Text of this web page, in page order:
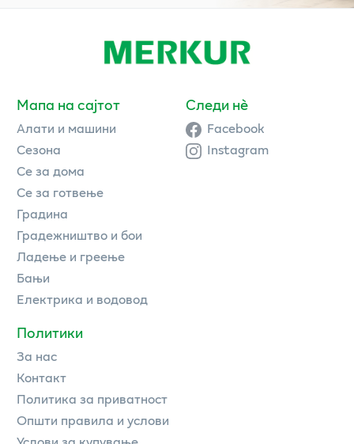
Мапа на сајтот
Алати и машини
Сезона
Се за дома
Се за готвење
Градина
Градежништво и бои
Ладење и греење
Бањи
Електрика и водовод
Политики
За нас
Контакт
Политика за приватност
Општи правила и услови
Следи нè
Facebook
Instagram